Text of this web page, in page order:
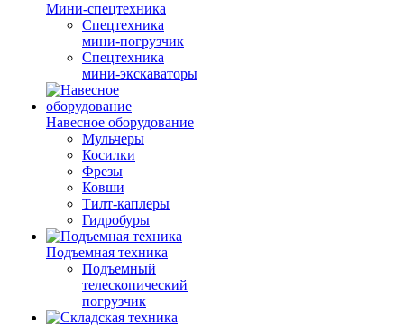
Мини-спецтехника
Спецтехника
мини-погрузчик
Спецтехника
мини-экскаваторы
Навесное оборудование
Мульчеры
Косилки
Фрезы
Ковши
Тилт-каплеры
Гидробуры
Подъемная техника
Подъемный
телескопический
погрузчик